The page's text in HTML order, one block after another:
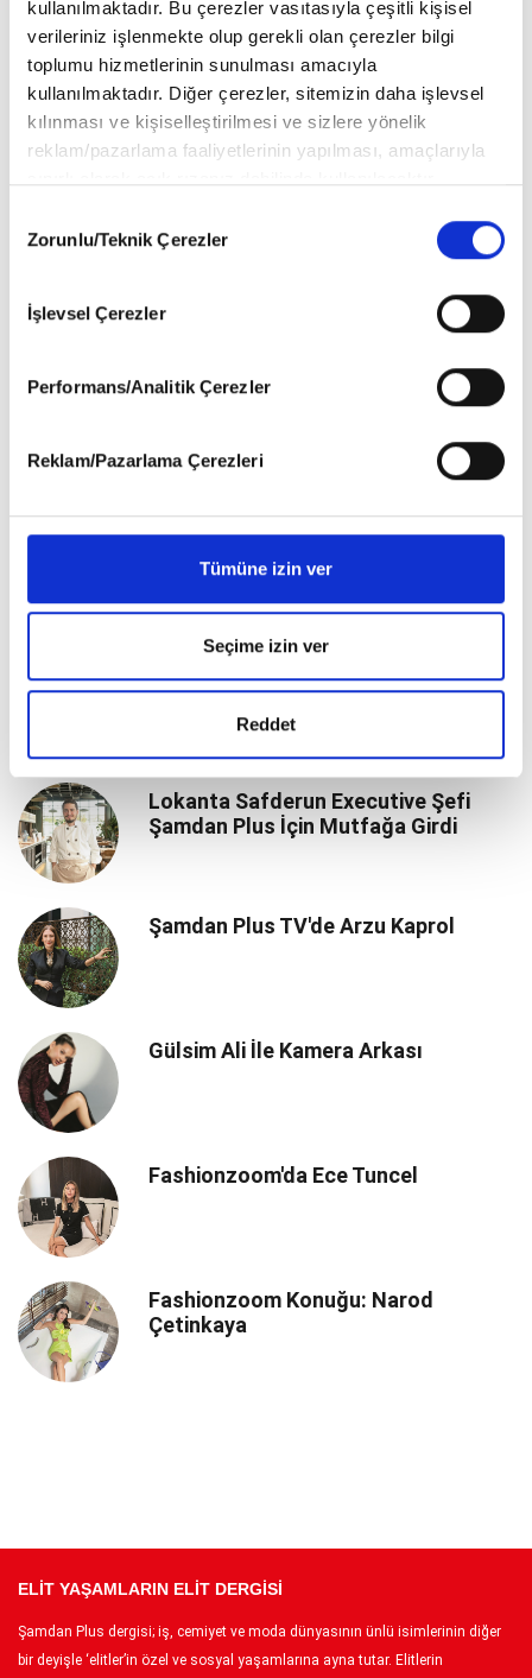
kullanılmaktadır. Bu çerezler vasıtasıyla çeşitli kişisel
verileriniz işlenmekte olup gerekli olan çerezler bilgi
toplumu hizmetlerinin sunulması amacıyla
kullanılmaktadır. Diğer çerezler, sitemizin daha işlevsel
kılınması ve kişiselleştirilmesi ve sizlere yönelik
reklam/pazarlama faaliyetlerinin yapılması, amaçlarıyla
vasıtasıyla belirleyebilirsiniz. Çerezlere ilişkin detaylı bilgi
Çerez Bilgilendirme
6698 sayılı Kişisel Verilerin Korunması Kanunu uyarınca
okumak ve sitemizi ziyaretiniz kapsamında
gerçekleştirilen veri işleme faaliyetleri ile ilgili daha
Selection
Zorunlu/Teknik Çerezler
İşlevsel Çerezler
Performans/Analitik Çerezler
Reklam/Pazarlama Çerezleri
Tümüne izin ver
Seçime izin ver
Reddet
Seda Şahin Vardar İle Kamera Arkası
Şamdan Plus Okurları İçin Mutfağa
Rabia Soytürk İle Kamera Arkası
Almozlino
Evinde Buluştuk
Şamdan Plus Özel: Aslıhan Sabancı
İle Mutfağa Girdik
Lokanta Safderun Executive Şefi
Şamdan Plus İçin Mutfağa Girdi
Şamdan Plus TV'de Arzu Kaprol
Gülsim Ali İle Kamera Arkası
Fashionzoom'da Ece Tuncel
Fashionzoom Konuğu: Narod
Çetinkaya
ELİT YAŞAMLARIN ELİT DERGİSİ
Şamdan Plus dergisi; iş, cemiyet ve moda dünyasının ünlü isimlerinin diğer
bir deyişle ‘elitler’in özel ve sosyal yaşamlarına ayna tutar. Elitlerin